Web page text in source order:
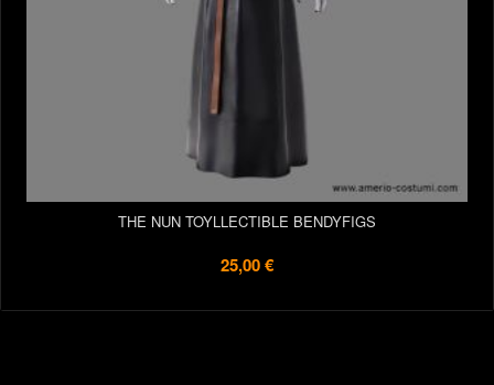
THE NUN TOYLLECTIBLE BENDYFIGS
25,00 €